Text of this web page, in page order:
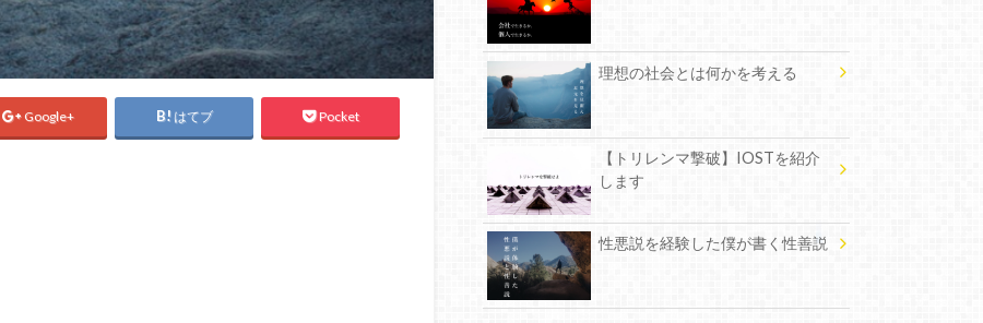
Google+ はてブ Pocket
理想の社会とは何かを考える
【トリレンマ撃破】IOSTを紹介
します
性悪説を経験した僕が書く性善説